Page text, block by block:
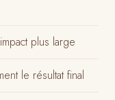
plus large
le résultat final